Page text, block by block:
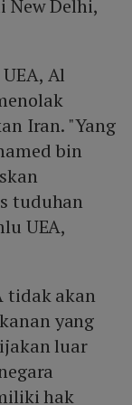
New Delhi,
Al
Iran. "Yang
bin
tuduhan
UEA,
tidak akan
yang
luar
hak